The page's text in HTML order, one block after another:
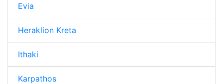
Evia
Heraklion Kreta
Ithaki
Karpathos